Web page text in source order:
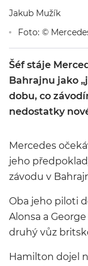
Jakub Mužík
Foto: ©
Šéf stáje
Bahrajnu jako
dobu, co
nedostatky
Mercedes
jeho
závodu v
Oba jeho piloti
Alonsa a
druhý vůz
Hamilton dojel